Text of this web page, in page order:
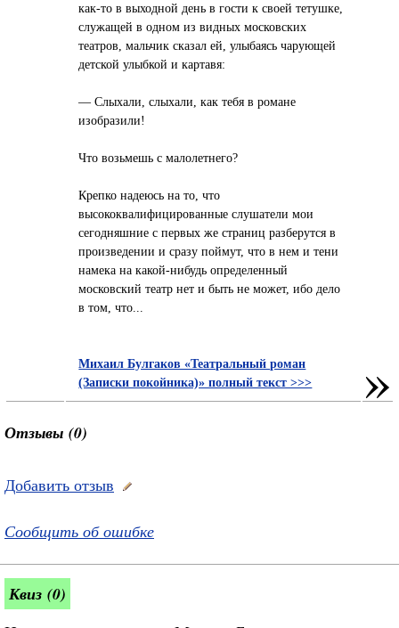
как-то в выходной день в гости к своей тетушке,
служащей в одном из видных московских
театров, мальчик сказал ей, улыбаясь чарующей
детской улыбкой и картавя:
— Слыхали, слыхали, как тебя в романе
изобразили!
Что возьмешь с малолетнего?
Крепко надеюсь на то, что
высококвалифицированные слушатели мои
сегодняшние с первых же страниц разберутся в
произведении и сразу поймут, что в нем и тени
намека на какой-нибудь определенный
московский театр нет и быть не может, ибо дело
в том, что...
Михаил Булгаков «Театральный роман
(Записки покойника)» полный текст >>>
»
Отзывы (0)
Добавить отзыв
Сообщить об ошибке
Квиз (0)